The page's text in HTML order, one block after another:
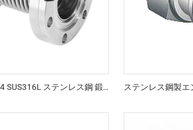
CFベローズ SUS304 SUS316L ステンレス鋼 鍛造品 CF16/CF35/CF63 柔軟性ベローズホース 高真空継手 固定・回転可能フランジ